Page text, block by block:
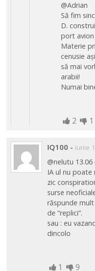
@Adrian
Să fim
D.
port avion
Materie
cenusie
să mai
arabii!
Numai
2 1
IQ100 - iunie
@nelutu 13.06
IA ul nu poate
zic
surse
răspunde
de “replici”.
sau : eu
dincolo
1 9